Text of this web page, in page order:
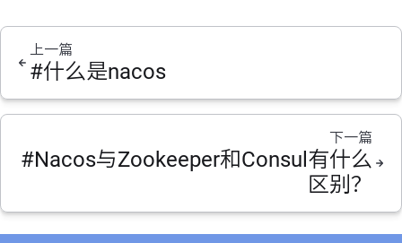
上一篇
#什么是nacos
下一篇
#Nacos与Zookeeper和Consul有什么
区别？